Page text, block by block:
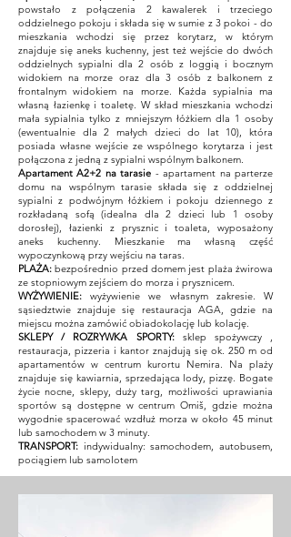
powstało z połączenia 2 kawalerek i trzeciego
oddzielnego pokoju i składa się w sumie z 3 pokoi - do
mieszkania wchodzi się przez korytarz, w którym
znajduje się aneks kuchenny, jest też wejście do dwóch
oddzielnych sypialni dla 2 osób z loggią i bocznym
widokiem na morze oraz dla 3 osób z balkonem z
frontalnym widokiem na morze. Każda sypialnia ma
własną łazienkę i toaletę. W skład mieszkania wchodzi
mała sypialnia tylko z mniejszym łóżkiem dla 1 osoby
(ewentualnie dla 2 małych dzieci do lat 10), która
posiada własne wejście ze wspólnego korytarza i jest
połączona z jedną z sypialni wspólnym balkonem.
Apartament A2+2 na tarasie - apartament na parterze
domu na wspólnym tarasie składa się z oddzielnej
sypialni z podwójnym łóżkiem i pokoju dziennego z
rozkładaną sofą (idealna dla 2 dzieci lub 1 osoby
dorosłej), łazienki z prysznic i toaleta, wyposażony
aneks kuchenny. Mieszkanie ma własną część
wypoczynkową przy wejściu na taras.
PLAŻA: bezpośrednio przed domem jest plaża żwirowa
ze stopniowym zejściem do morza i prysznicem.
WYŻYWIENIE: wyżywienie we własnym zakresie. W
sąsiedztwie znajduje się restauracja AGA, gdzie na
miejscu można zamówić obiadokolację lub kolację.
SKLEPY / ROZRYWKA SPORTY:sklep spożywczy
,
restauracja, pizzeria i kantor znajdują się ok. 250 m od
apartamentów w centrum kurortu Nemira. Na plaży
znajduje się kawiarnia, sprzedająca lody, pizzę. Bogate
życie nocne, sklepy, duży targ, możliwości uprawiania
sportów są dostępne w centrum Omiš, gdzie można
wygodnie spacerować wzdłuż morza w około 45 minut
lub samochodem w 3 minuty.
TRANSPORT: indywidualny: samochodem, autobusem,
pociągiem lub samolotem